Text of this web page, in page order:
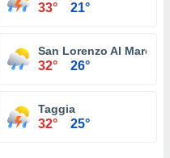
33° 21°
San Lorenzo Al Mare
32° 26°
Taggia
32° 25°